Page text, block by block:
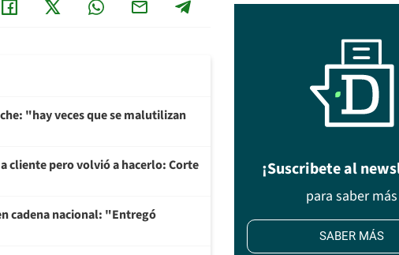
"hay veces que se malutilizan
cliente pero volvió a hacerlo: Corte
cadena nacional: "Entregó
¡Suscribete al
para saber más
SABER MÁS